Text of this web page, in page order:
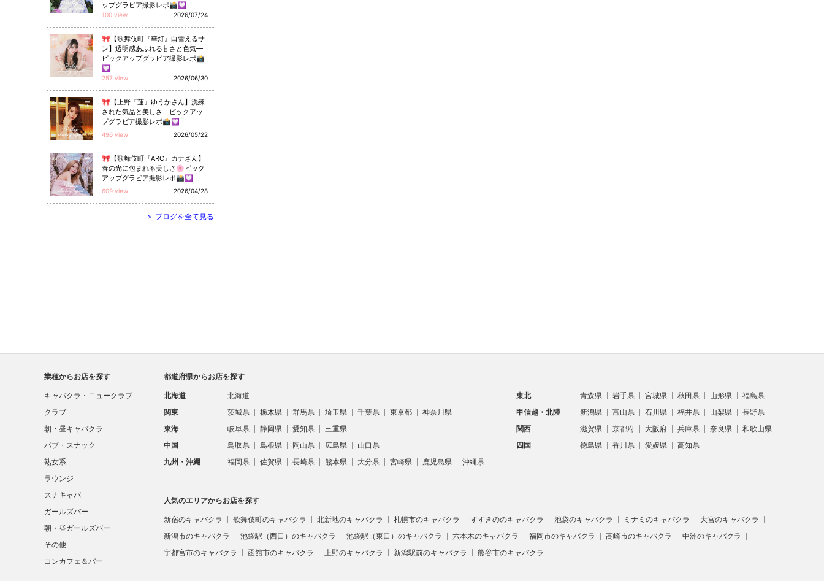
ップグラビア撮影レポ📸💟
100 view 2026/07/24
🎀【歌舞伎町『華灯』白雪えるサ
ン】透明感あふれる甘さと色気—
ピックアップグラビア撮影レポ📸
💟
257 view 2026/06/30
🎀【上野『蓮』ゆうかさん】洗練
された気品と美しさ—ピックアッ
プグラビア撮影レポ📸💟
496 view 2026/05/22
🎀【歌舞伎町『ARC』カナさん】
春の光に包まれる美しさ🌸ピック
アップグラビア撮影レポ📸💟
609 view 2026/04/28
> ブログを全て見る
業種からお店を探す
キャバクラ・ニュークラブ
クラブ
朝・昼キャバクラ
パブ・スナック
熟女系
ラウンジ
スナキャバ
ガールズバー
朝・昼ガールズバー
その他
コンカフェ＆バー
都道府県からお店を探す
北海道 北海道 東北 青森県 岩手県 宮城県 秋田県 山形県
福島県
関東
茨城県 栃木県 群馬県 埼玉県 千葉県 東京都 神奈川県 甲信越・北陸 新潟県 富山県 石川県 福井県 山梨県
長野県
東海
岐阜県 静岡県 愛知県 三重県 関西 滋賀県 京都府 大阪府 兵庫県 奈良県
和歌山県
中国
鳥取県 島根県 岡山県 広島県 山口県 四国 徳島県 香川県 愛媛県
高知県
九州・沖縄
福岡県 佐賀県 長崎県 熊本県 大分県 宮崎県 鹿児島県 沖縄県
人気のエリアからお店を探す
新宿のキャバクラ 歌舞伎町のキャバクラ 北新地のキャバクラ 札幌市のキャバクラ すすきののキャバクラ 池袋のキャバクラ ミナミのキャバクラ
大宮のキャバクラ
新潟市のキャバクラ
池袋駅（西口）のキャバクラ 池袋駅（東口）のキャバクラ 六本木のキャバクラ 福岡市のキャバクラ 高崎市のキャバクラ
中洲のキャバクラ
宇都宮市のキャバクラ
函館市のキャバクラ 上野のキャバクラ 新潟駅前のキャバクラ 熊谷市のキャバクラ